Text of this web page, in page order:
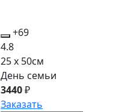
+69
4.8
25 x 50см
День семьи
3440₽
Заказать